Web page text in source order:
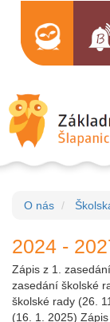
O nás
2024 -
Zápis z 1.
zasedání školské
školské rady (26.
(16. 1. 2025)